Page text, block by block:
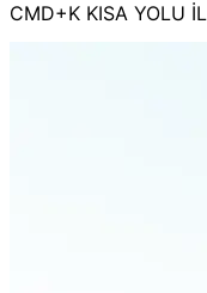
CMD+K KISA YOLU